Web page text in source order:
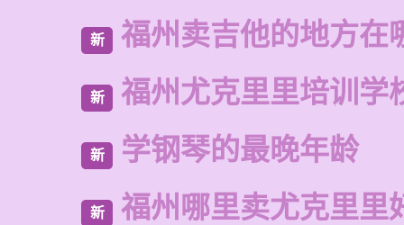
新 福州卖吉他的地方在
新 福州尤克里里培训学
新 学钢琴的最晚年龄
新 福州哪里卖尤克里里